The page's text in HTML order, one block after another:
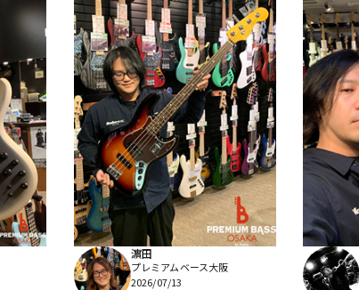
濵田
プレミアムベース大阪
2026/07/13